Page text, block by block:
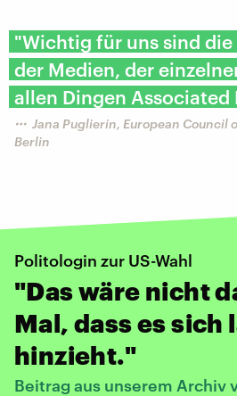
"Wichtig für uns sind
der Medien, der
allen Dingen Associated
Jana Puglierin, European Council
Berlin
Politologin zur US-Wahl
"Das wäre nicht
Mal, dass es sich
hinzieht."
Beitrag aus unserem Archiv